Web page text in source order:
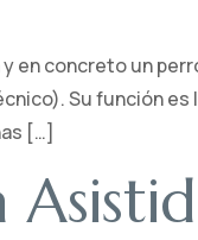
en concreto un
Su función
[…]